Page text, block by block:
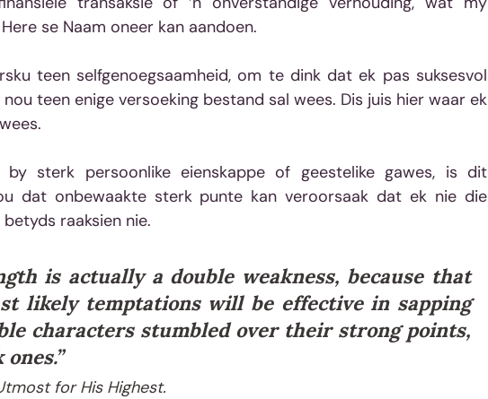
se Naam oneer kan aandoen.
teen selfgenoegsaamheid, om te dink dat ek pas suksesvol
teen enige versoeking bestand sal wees. Dis juis hier waar ek
sterk persoonlike eienskappe of geestelike gawes, is dit
dat onbewaakte sterk punte kan veroorsaak dat ek nie die
raaksien nie.
is actually a double weakness, because that
likely temptations will be effective in sapping
characters stumbled over their strong points,
for His Highest.